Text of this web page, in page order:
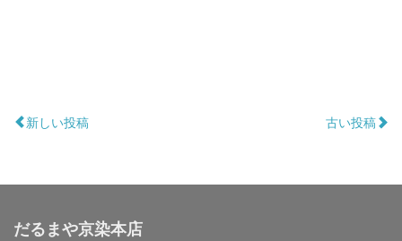
新しい投稿 古い投稿
だるまや京染本店